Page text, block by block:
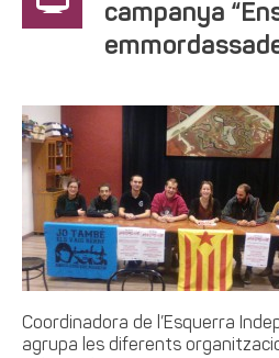
campanya
Coordinadora de l’Esquerra
agrupa les diferents